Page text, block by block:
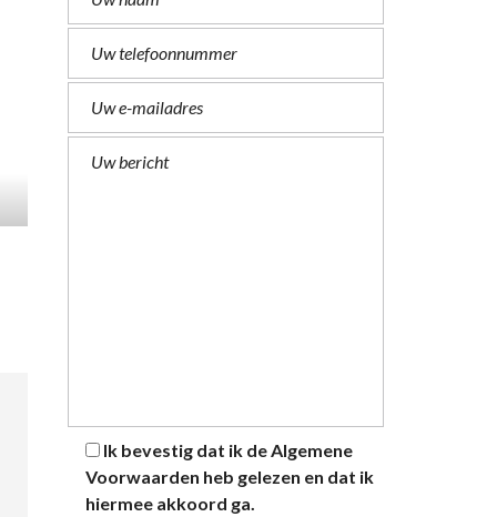
Ik bevestig dat ik deAlgemene
Voorwaarden heb gelezen en dat ik
hiermee akkoord ga.